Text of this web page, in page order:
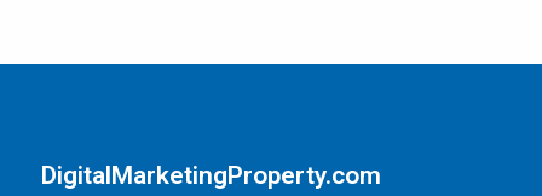
DigitalMarketingProperty.com